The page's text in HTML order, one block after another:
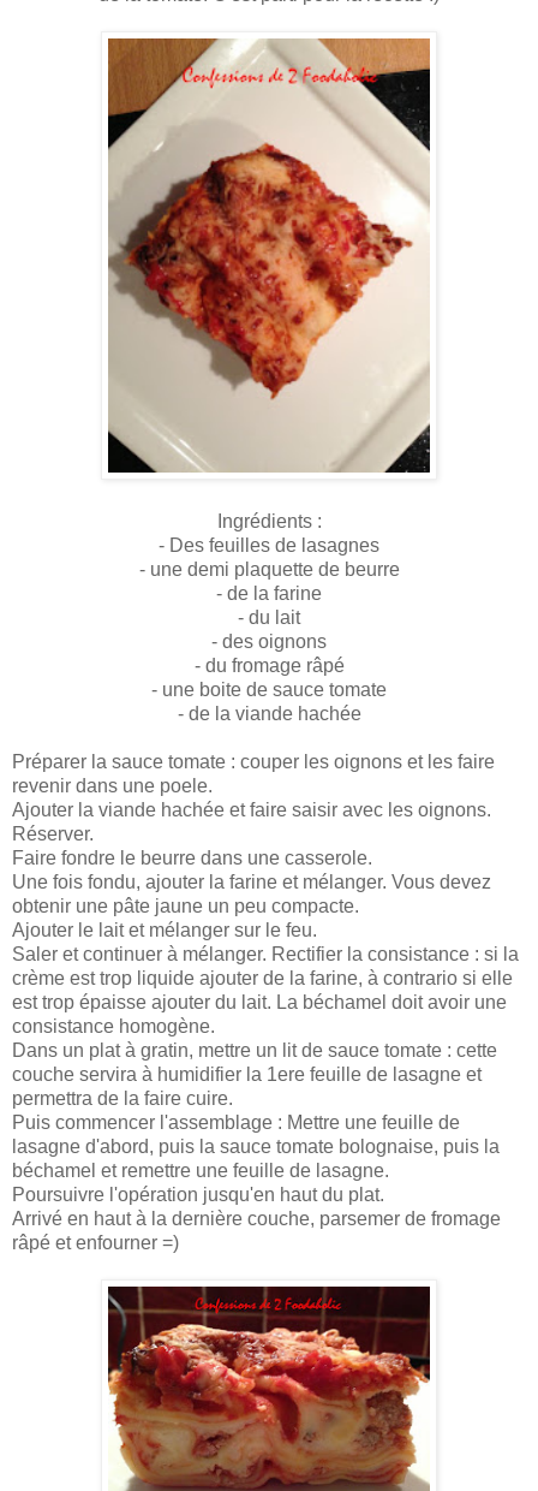
Ingrédients :
- Des feuilles de lasagnes
- une demi plaquette de beurre
- de la farine
- du lait
- des oignons
- du fromage râpé
- une boite de sauce tomate
- de la viande hachée
Préparer la sauce tomate : couper les oignons et les faire
revenir dans une poele.
Ajouter la viande hachée et faire saisir avec les oignons.
Réserver.
Faire fondre le beurre dans une casserole.
Une fois fondu, ajouter la farine et mélanger. Vous devez
obtenir une pâte jaune un peu compacte.
Ajouter le lait et mélanger sur le feu.
Saler et continuer à mélanger. Rectifier la consistance : si la
crème est trop liquide ajouter de la farine, à contrario si elle
est trop épaisse ajouter du lait. La béchamel doit avoir une
consistance homogène.
Dans un plat à gratin, mettre un lit de sauce tomate : cette
couche servira à humidifier la 1ere feuille de lasagne et
permettra de la faire cuire.
Puis commencer l'assemblage : Mettre une feuille de
lasagne d'abord, puis la sauce tomate bolognaise, puis la
béchamel et remettre une feuille de lasagne.
Poursuivre l'opération jusqu'en haut du plat.
Arrivé en haut à la dernière couche, parsemer de fromage
râpé et enfourner =)